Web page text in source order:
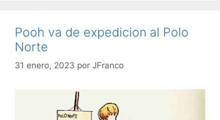
Pooh va de expedicion al Polo
Norte
31 enero, 2023 por JFranco